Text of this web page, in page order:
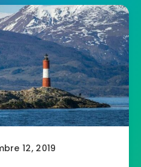
12, 2019